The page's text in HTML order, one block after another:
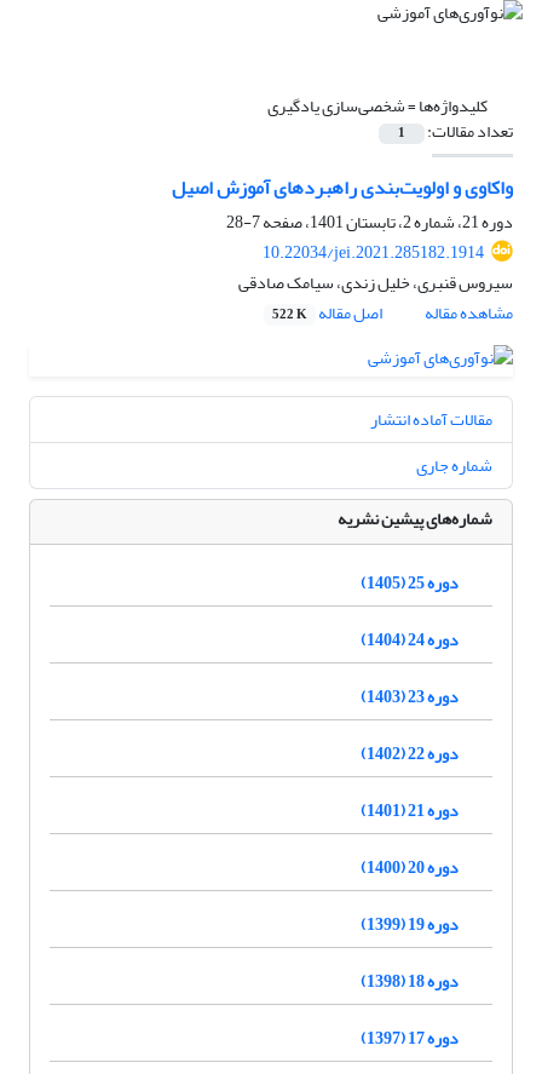
کلیدواژه‌ها =شخصی‌سازی یادگیری
تعداد مقالات: 1
واکاوی و اولویت‌بندی راهبردهای آموزش اصیل
دوره 21، شماره 2، تابستان 1401، صفحه
7-28
10.22034/jei.2021.285182.1914
سیروس قنبری، خلیل زندی، سیامک صادقی
مشاهده مقاله
اصل مقاله 522 K
مقالات آماده انتشار
شماره جاری
شماره‌های پیشین نشریه
دوره 25 (1405)
دوره 24 (1404)
دوره 23 (1403)
دوره 22 (1402)
دوره 21 (1401)
دوره 20 (1400)
دوره 19 (1399)
دوره 18 (1398)
دوره 17 (1397)